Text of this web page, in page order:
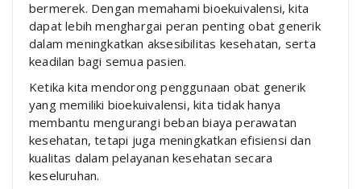
bermerek. Dengan memahami bioekuivalensi, kita
dapat lebih menghargai peran penting obat generik
dalam meningkatkan aksesibilitas kesehatan, serta
keadilan bagi semua pasien.
Ketika kita mendorong penggunaan obat generik
yang memiliki bioekuivalensi, kita tidak hanya
membantu mengurangi beban biaya perawatan
kesehatan, tetapi juga meningkatkan efisiensi dan
kualitas dalam pelayanan kesehatan secara
keseluruhan.